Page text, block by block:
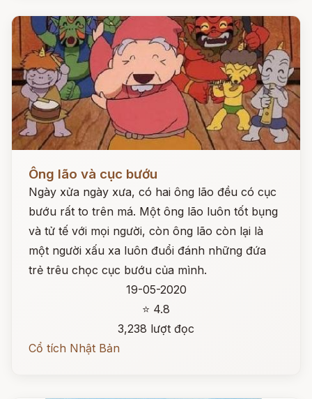
Đọc ngay
Ông lão và cục bướu
Ngày xửa ngày xưa, có hai ông lão đều có cục
bướu rất to trên má. Một ông lão luôn tốt bụng
và tử tế với mọi người, còn ông lão còn lại là
một người xấu xa luôn đuổi đánh những đứa
trẻ trêu chọc cục bướu của mình.
19-05-2020
⭐ 4.8
3,238 lượt đọc
Cổ tích Nhật Bản